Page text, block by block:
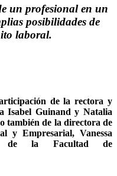
un profesional en un
posibilidades de
laboral.
de la rectora y
Isabel Guinand y Natalia
también de la directora de
y Empresarial, Vanessa
la Facultad de